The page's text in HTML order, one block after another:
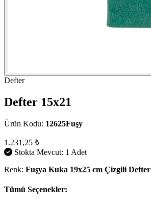
Defter
Defter 15x21
Ürün Kodu: 12625Fuşy
1.231,25 ₺
Stokta Mevcut: 1 Adet
Renk: Fuşya Kuka 19x25 cm Çizgili Defter
Tümü Seçenekler: